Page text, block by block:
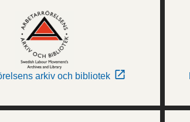
arkiv och bibliotek